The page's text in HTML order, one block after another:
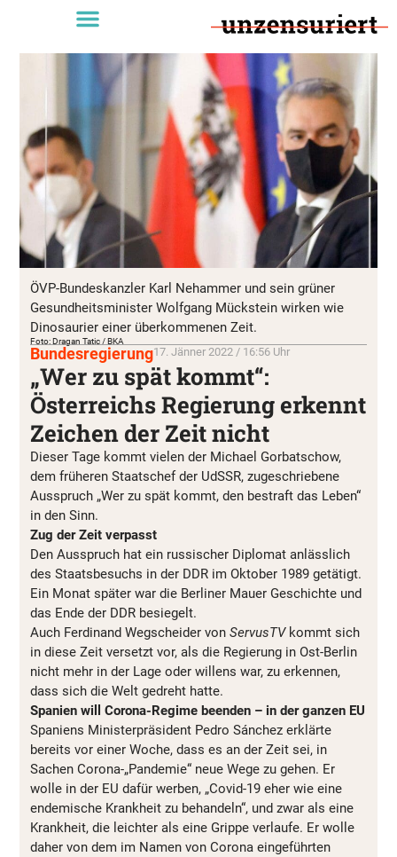
ÖVP-Bundeskanzler Karl Nehammer und sein grüner
Gesundheitsminister Wolfgang Mückstein wirken wie
Dinosaurier einer überkommenen Zeit.
Foto: Dragan Tatic / BKA
Bundesregierung17. Jänner 2022 / 16:56 Uhr
„Wer zu spät kommt“:
Österreichs Regierung erkennt
Zeichen der Zeit nicht
Dieser Tage kommt vielen der Michael Gorbatschow,
dem früheren Staatschef der UdSSR, zugeschriebene
Ausspruch „Wer zu spät kommt, den bestraft das Leben“
in den Sinn.
Zug der Zeit verpasst
Den Ausspruch hat ein russischer Diplomat anlässlich
des Staatsbesuchs in der DDR im Oktober 1989 getätigt.
Ein Monat später war die Berliner Mauer Geschichte und
das Ende der DDR besiegelt.
Auch Ferdinand Wegscheider von ServusTVkommt sich
in diese Zeit versetzt vor, als die Regierung in Ost-Berlin
nicht mehr in der Lage oder willens war, zu erkennen,
dass sich die Welt gedreht hatte.
Spanien will Corona-Regime beenden – in der ganzen EU
Spaniens Ministerpräsident Pedro Sánchez erklärte
bereits vor einer Woche, dass es an der Zeit sei, in
Sachen Corona-„Pandemie“ neue Wege zu gehen. Er
wolle in der EU dafür werben, „Covid-19 eher wie eine
endemische Krankheit zu behandeln“, und zwar als eine
Krankheit, die leichter als eine Grippe verlaufe. Er wolle
daher von dem im Namen von Corona eingeführten